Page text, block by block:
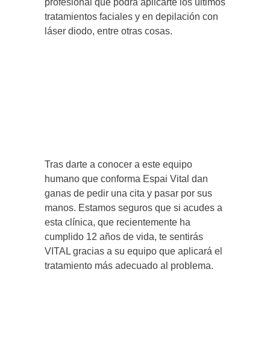
profesional que podrá aplicarte los últimos
tratamientos faciales y en depilación con
láser diodo, entre otras cosas.
Tras darte a conocer a este equipo
humano que conforma Espai Vital dan
ganas de pedir una cita y pasar por sus
manos. Estamos seguros que si acudes a
esta clínica, que recientemente ha
cumplido 12 años de vida, te sentirás
VITAL gracias a su equipo que aplicará el
tratamiento más adecuado al problema.